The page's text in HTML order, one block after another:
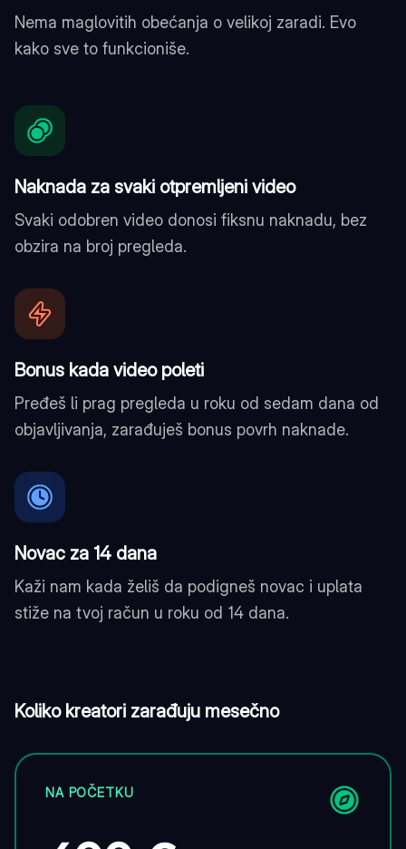
Nema maglovitih obećanja o velikoj zaradi. Evo
kako sve to funkcioniše.
Naknada za svaki otpremljeni video
Svaki odobren video donosi fiksnu naknadu, bez
obzira na broj pregleda.
Bonus kada video poleti
Pređeš li prag pregleda u roku od sedam dana od
objavljivanja, zarađuješ bonus povrh naknade.
Novac za 14 dana
Kaži nam kada želiš da podigneš novac i uplata
stiže na tvoj račun u roku od 14 dana.
Koliko kreatori zarađuju mesečno
NA POČETKU